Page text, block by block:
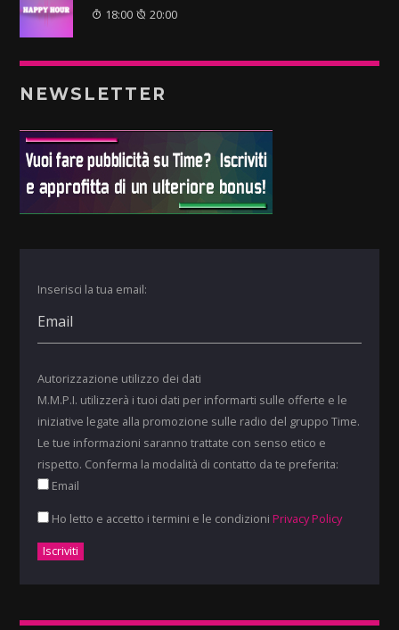
18:00 20:00
NEWSLETTER
Inserisci la tua email:
Autorizzazione utilizzo dei dati
M.M.P.I. utilizzerà i tuoi dati per informarti sulle offerte e le
iniziative legate alla promozione sulle radio del gruppo Time.
Le tue informazioni saranno trattate con senso etico e
rispetto. Conferma la modalità di contatto da te preferita:
Email
Ho letto e accetto i termini e le condizioni Privacy Policy